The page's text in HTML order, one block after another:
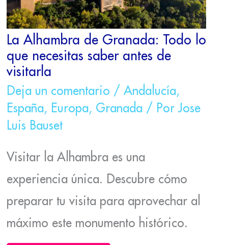
La Alhambra de Granada: Todo lo
que necesitas saber antes de
visitarla
Deja un comentario / Andalucía,
España, Europa, Granada/ Por Jose
Luis Bauset
Visitar la Alhambra es una
experiencia única. Descubre cómo
preparar tu visita para aprovechar al
máximo este monumento histórico.
NECESITAS
SABER
ANTES
DE
VISITARLA